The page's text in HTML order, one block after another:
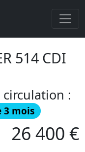
514 CDI
circulation :
3 mois
26 400 €